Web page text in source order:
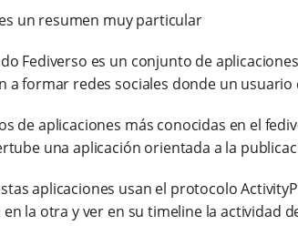
un resumen muy particular
Fediverso es un conjunto de
a formar redes sociales donde un
de aplicaciones más conocidas en el
una aplicación orientada a la
aplicaciones usan el protocolo
la otra y ver en su timeline la actividad